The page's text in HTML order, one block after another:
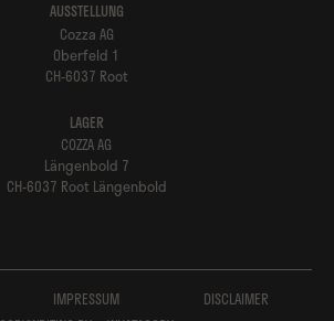
AUSSTELLUNG
Cozza AG
Oberfeld 1
CH-6037 Root
LAGER
COZZA AG
Längenbold 7
CH-6037 Root Längenbold
IMPRESSUM
DISCLAIMER